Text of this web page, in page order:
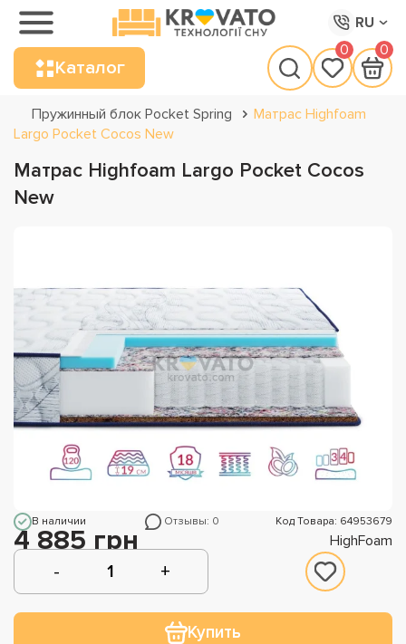
RU
Каталог
0 0
Пружинный блок Pocket Spring
Матрас Highfoam
Largo Pocket Cocos New
Матрас Highfoam Largo Pocket Cocos
New
В наличии Отзывы: 0 Код Товара: 64953679
4 885 грн HighFoam
Купить